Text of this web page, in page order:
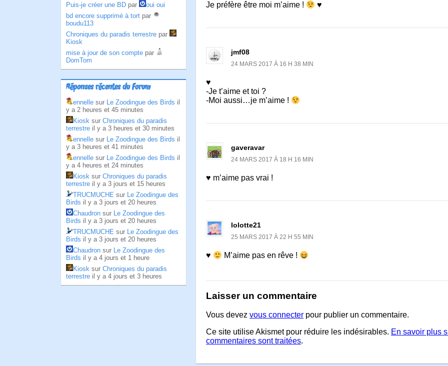
Puis-je créer une BD par
oui oui
bd encore supprimé à tort par
boudu113
Chroniques du paradis terrestre par
Kiosk
mise à jour de son compte par
DomTom
Réponses récentes du Forum
ennelle sur Le Zoodingue des Birds il
y a 2 heures et 45 minutes
Kiosk sur Chroniques du paradis
terrestre il y a 3 heures et 30 minutes
ennelle sur Le Zoodingue des Birds il
y a 3 heures et 41 minutes
ennelle sur Le Zoodingue des Birds il
y a 4 heures et 24 minutes
Kiosk sur Chroniques du paradis
terrestre il y a 3 jours et 15 heures
TRUCMUCHE sur Le Zoodingue des
Birds il y a 3 jours et 20 heures
Chaudron sur Le Zoodingue des
Birds il y a 3 jours et 20 heures
TRUCMUCHE sur Le Zoodingue des
Birds il y a 3 jours et 20 heures
Chaudron sur Le Zoodingue des
Birds il y a 4 jours et 1 heure
Kiosk sur Chroniques du paradis
terrestre il y a 4 jours et 3 heures
Je préfère être moi m’aime ! ♥
jmf08
24 MARS 2017 À 16 H 38 MIN
♥
-Je t’aime et toi ?
-Moi aussi…je m’aime !
gaveravar
24 MARS 2017 À 18 H 16 MIN
♥ m’aime pas vrai !
lolotte21
25 MARS 2017 À 22 H 55 MIN
♥ M’aime pas en rêve !
Laisser un commentaire
Vous devez vous connecter pour publier un commentaire.
Ce site utilise Akismet pour réduire les indésirables. En savoir plus
commentaires sont traitées.